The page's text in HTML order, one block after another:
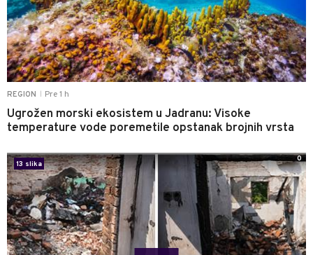
REGION Pre 1 h
Ugrožen morski ekosistem u Jadranu: Visoke
temperature vode poremetile opstanak brojnih vrsta
13 slika
0